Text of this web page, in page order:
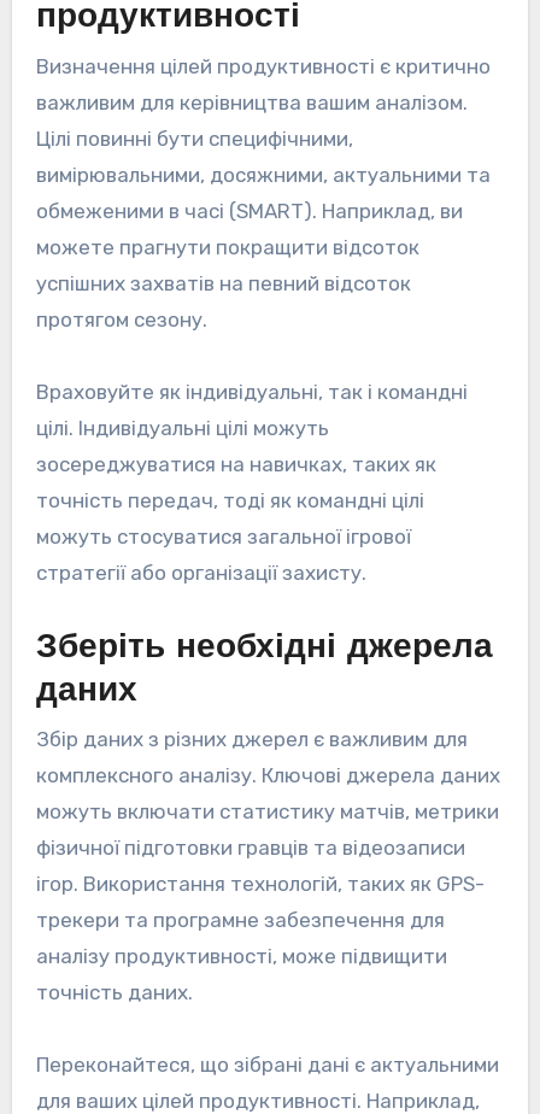
продуктивності
Визначення цілей продуктивності є критично
важливим для керівництва вашим аналізом.
Цілі повинні бути специфічними,
вимірювальними, досяжними, актуальними та
обмеженими в часі (SMART). Наприклад, ви
можете прагнути покращити відсоток
успішних захватів на певний відсоток
протягом сезону.
Враховуйте як індивідуальні, так і командні
цілі. Індивідуальні цілі можуть
зосереджуватися на навичках, таких як
точність передач, тоді як командні цілі
можуть стосуватися загальної ігрової
стратегії або організації захисту.
Зберіть необхідні джерела
даних
Збір даних з різних джерел є важливим для
комплексного аналізу. Ключові джерела даних
можуть включати статистику матчів, метрики
фізичної підготовки гравців та відеозаписи
ігор. Використання технологій, таких як GPS-
трекери та програмне забезпечення для
аналізу продуктивності, може підвищити
точність даних.
Переконайтеся, що зібрані дані є актуальними
для ваших цілей продуктивності. Наприклад,